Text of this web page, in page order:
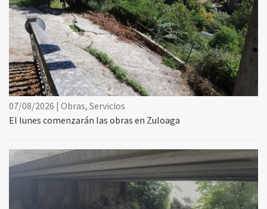
07/08/2026 | Obras, Servicios
El lunes comenzarán las obras en Zuloaga